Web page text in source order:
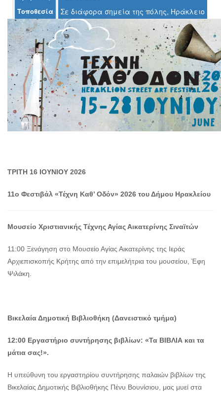
ΤΟΠΟΣ
ΜΑΣ
ΔΗΜΟΣ
ΠΟΛΙΤΙΣΜΟΣ
ΑΝΘΕΚΤΙΚΗ
ΠΟΛΗ
Τοποθεσία Σε διάφορα σημεία της πόλης, Ηράκλειο
ΤΡΙΤΗ 16 ΙΟΥΝΙΟΥ 2026
11ο Φεστιβάλ «Τέχνη Καθ’ Οδόν» 2026 του Δήμου Ηρακλείου
Μουσείο Χριστιανικής Τέχνης Αγίας Αικατερίνης Σιναϊτών
11:00 Ξενάγηση στο Μουσείο Αγίας Αικατερίνης της Ιεράς
Αρχιεπισκοπής Κρήτης από την επιμελήτρια του μουσείου, Έφη
Ψιλάκη.
Βικελαία Δημοτική Βιβλιοθήκη (Δανειστικό τμήμα)
12:00 Εργαστήριο συντήρησης βιβλίων: «Τα ΒΙΒΛΙΑ και τα
μάτια σας!».
Η υπεύθυνη του εργαστηρίου συντήρησης παλαιών βιβλίων της
Βικελαίας Δημοτικής Βιβλιοθήκης Πένυ Βουνίσιου, μας μυεί στα